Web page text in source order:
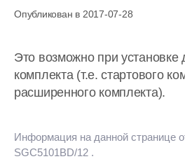
Опубликован в 2017-07-28
Это возможно при установке
комплекта (т.е. стартового
расширенного комплекта).
Информация на данной странице
SGC5101BD/12 .